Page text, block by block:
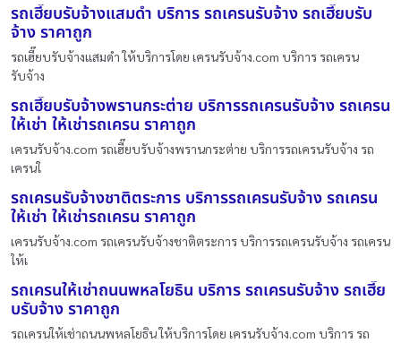
รถเฮี๊ยบรับจ้างแสมดำ บริการ รถเครนรับจ้าง รถเฮี๊ยบรับ
จ้าง ราคาถูก
รถเฮี๊ยบรับจ้างแสมดำ ให้บริการโดย เครนรับจ้าง.com บริการ รถเครน
รับจ้าง
รถเฮี๊ยบรับจ้างพรานกระต่าย บริการรถเครนรับจ้าง รถเครน
ให้เช่า ให้เช่ารถเครน ราคาถูก
เครนรับจ้าง.com รถเฮี๊ยบรับจ้างพรานกระต่าย บริการรถเครนรับจ้าง รถ
เครนใ
รถเครนรับจ้างชาติตระการ บริการรถเครนรับจ้าง รถเครน
ให้เช่า ให้เช่ารถเครน ราคาถูก
เครนรับจ้าง.com รถเครนรับจ้างชาติตระการ บริการรถเครนรับจ้าง รถเครน
ให้เ
รถเครนให้เช่าถนนพหลโยธิน บริการ รถเครนรับจ้าง รถเฮี๊ย
บรับจ้าง ราคาถูก
รถเครนให้เช่าถนนพหลโยธิน ให้บริการโดย เครนรับจ้าง.com บริการ รถ